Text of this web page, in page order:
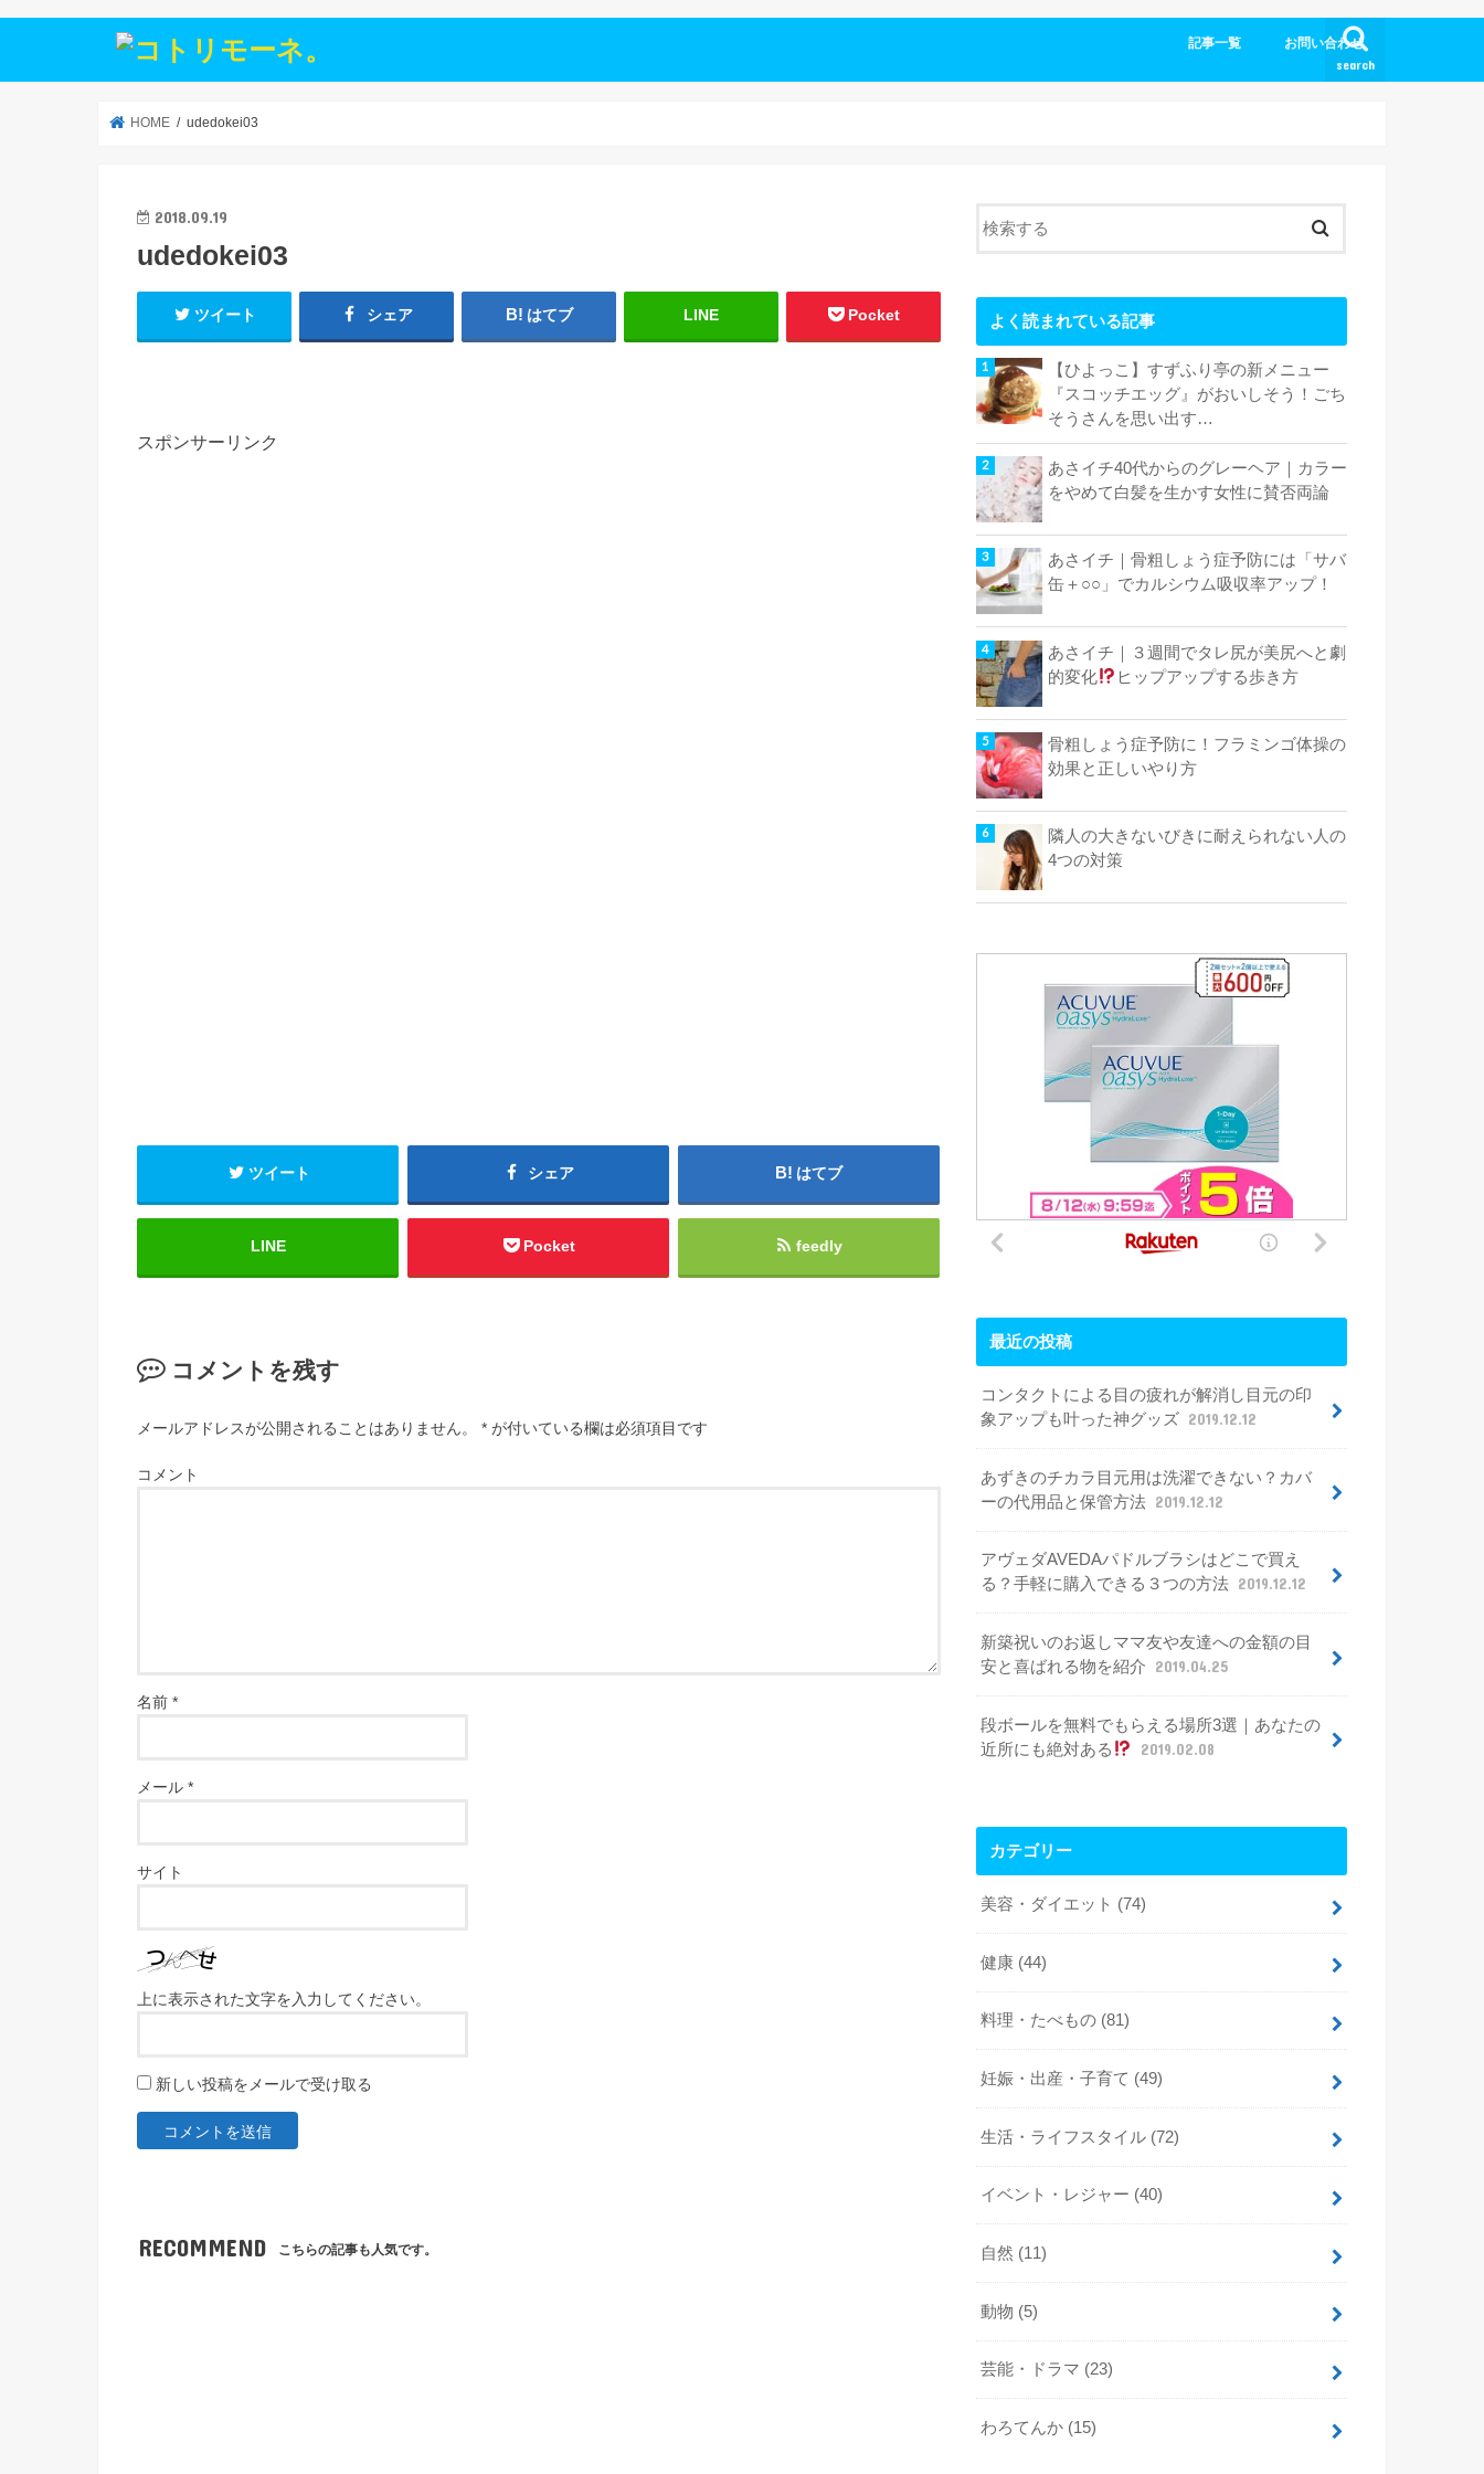
search
記事一覧 お問い合わせ
HOME udedokei03
2018.09.19
udedokei03
ツイート シェア はてブ LINE Pocket
スポンサーリンク
ツイート シェア はてブ
LINE Pocket feedly
コメントを残す
メールアドレスが公開されることはありません。 * が付いている欄は必須項目です
コメント
名前 *
メール *
サイト
上に表示された文字を入力してください。
新しい投稿をメールで受け取る
RECOMMEND こちらの記事も人気です。
よく読まれている記事
【ひよっこ】すずふり亭の新メニュー
『スコッチエッグ』がおいしそう！ごち
そうさんを思い出す…
あさイチ40代からのグレーヘア｜カラー
をやめて白髪を生かす女性に賛否両論
あさイチ｜骨粗しょう症予防には「サバ
缶＋○○」でカルシウム吸収率アップ！
あさイチ｜３週間でタレ尻が美尻へと劇
的変化
ヒップアップする歩き方
骨粗しょう症予防に！フラミンゴ体操の
効果と正しいやり方
隣人の大きないびきに耐えられない人の
4つの対策
最近の投稿
コンタクトによる目の疲れが解消し目元の印
象アップも叶った神グッズ 2019.12.12
あずきのチカラ目元用は洗濯できない？カバ
ーの代用品と保管方法 2019.12.12
アヴェダAVEDAパドルブラシはどこで買え
る？手軽に購入できる３つの方法 2019.12.12
新築祝いのお返しママ友や友達への金額の目
安と喜ばれる物を紹介
2019.04.25
段ボールを無料でもらえる場所3選｜あなたの
近所にも絶対ある
2019.02.08
カテゴリー
美容・ダイエット (74)
健康 (44)
料理・たべもの (81)
妊娠・出産・子育て (49)
生活・ライフスタイル (72)
イベント・レジャー (40)
自然 (11)
動物 (5)
芸能・ドラマ (23)
わろてんか (15)